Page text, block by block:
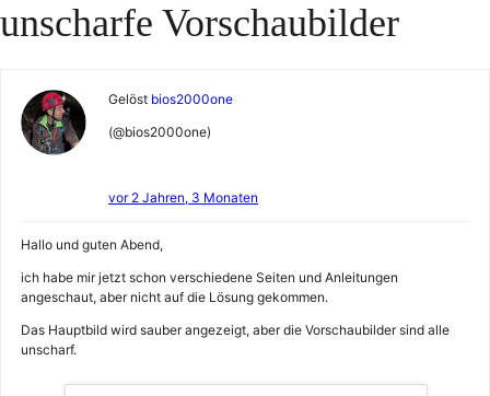
unscharfe Vorschaubilder
Gelöst bios2000one
(@bios2000one)
vor 2 Jahren, 3 Monaten
Hallo und guten Abend,
ich habe mir jetzt schon verschiedene Seiten und Anleitungen
angeschaut, aber nicht auf die Lösung gekommen.
Das Hauptbild wird sauber angezeigt, aber die Vorschaubilder sind alle
unscharf.